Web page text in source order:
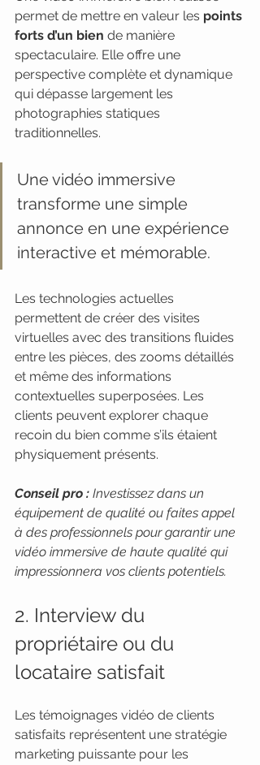
permet de mettre en valeur les points
forts d’un bien de manière
spectaculaire. Elle offre une
perspective complète et dynamique
qui dépasse largement les
photographies statiques
traditionnelles.
Une vidéo immersive
transforme une simple
annonce en une expérience
interactive et mémorable.
Les technologies actuelles
permettent de créer des visites
virtuelles avec des transitions fluides
entre les pièces, des zooms détaillés
et même des informations
contextuelles superposées. Les
clients peuvent explorer chaque
recoin du bien comme s’ils étaient
physiquement présents.
Conseil pro : Investissez dans un
équipement de qualité ou faites appel
à des professionnels pour garantir une
vidéo immersive de haute qualité qui
impressionnera vos clients potentiels.
2. Interview du
propriétaire ou du
locataire satisfait
Les témoignages vidéo de clients
satisfaits représentent une stratégie
marketing puissante pour les